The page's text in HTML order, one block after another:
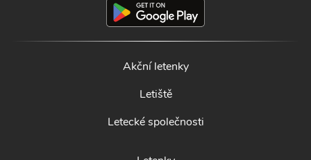
Akční letenky
Letiště
Letecké společnosti